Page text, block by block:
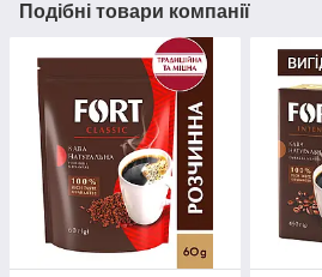
Подібні товари компанії